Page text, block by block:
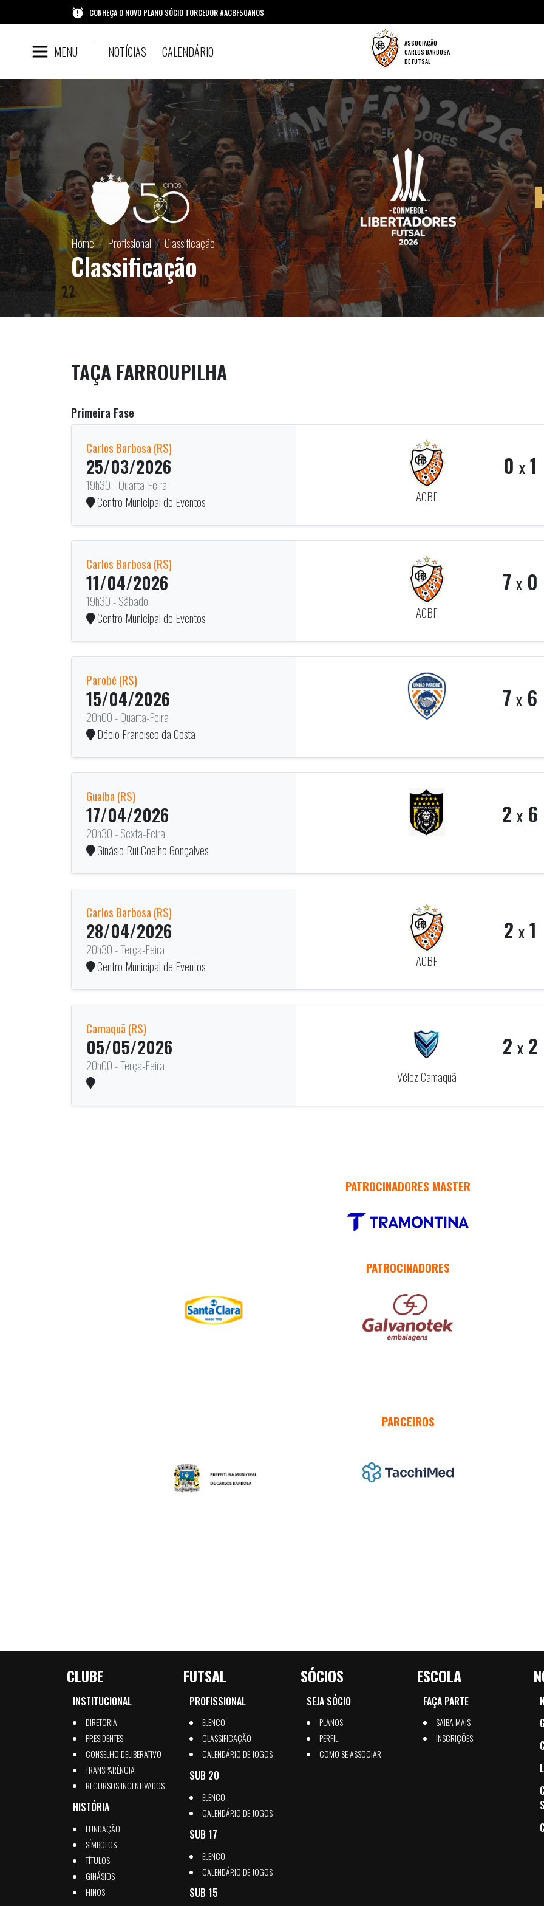
CONHEÇA O NOVO PLANO SÓCIO TORCEDOR #ACBF50ANOS
MENU NOTÍCIAS CALENDÁRIO
ASSOCIAÇÃO
CARLOS BARBOSA
DE FUTSAL
Home Profissional Classificação
Classificação
TAÇA FARROUPILHA
Primeira Fase
Carlos Barbosa (RS)
25/03/2026
19h30 - Quarta-Feira
Centro Municipal de Eventos
ACBF
0 x1
Carlos Barbosa (RS)
11/04/2026
19h30 - Sábado
Centro Municipal de Eventos
ACBF
7 x0
Parobé (RS)
15/04/2026
20h00 - Quarta-Feira
Décio Francisco da Costa
7x 6
Guaíba (RS)
17/04/2026
20h30 - Sexta-Feira
Ginásio Rui Coelho Gonçalves
2x 6
Carlos Barbosa (RS)
28/04/2026
20h30 - Terça-Feira
Centro Municipal de Eventos
ACBF
2 x1
Camaquã (RS)
05/05/2026
20h00 - Terça-Feira
Vélez Camaquã
2 x2
PATROCINADORES MASTER
PATROCINADORES
PARCEIROS
CLUBE
INSTITUCIONAL
DIRETORIA
PRESIDENTES
CONSELHO DELIBERATIVO
TRANSPARÊNCIA
RECURSOS INCENTIVADOS
HISTÓRIA
FUNDAÇÃO
SÍMBOLOS
TÍTULOS
GINÁSIOS
HINOS
FUTSAL
PROFISSIONAL
ELENCO
CLASSIFICAÇÃO
CALENDÁRIO DE JOGOS
SUB 20
ELENCO
CALENDÁRIO DE JOGOS
SUB 17
ELENCO
CALENDÁRIO DE JOGOS
SUB 15
SÓCIOS
SEJA SÓCIO
PLANOS
PERFIL
COMO SE ASSOCIAR
ESCOLA
FAÇA PARTE
SAIBA MAIS
INSCRIÇÕES